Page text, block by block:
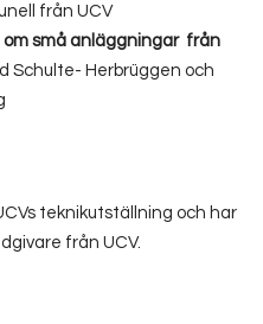
från UCV
små anläggningar från
Schulte- Herbrüggen och
teknikutställning och har
från UCV.